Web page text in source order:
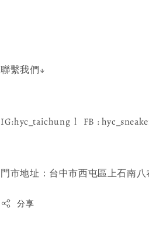
聯繫我們↓
IG:hyc_taichung l FB :
門市地址：台中市西屯區上石南八
分享